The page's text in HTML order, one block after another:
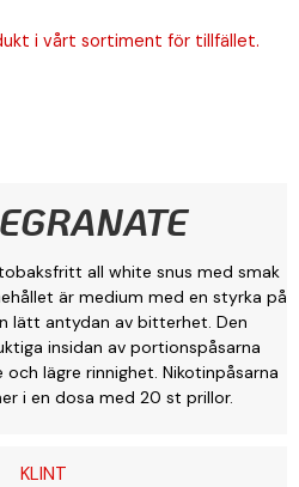
i vårt sortiment för tillfället.
all white snus med smak
är medium med en styrka på
lätt antydan av bitterhet. Den
insidan av portionspåsarna
och lägre rinnighet. Nikotinpåsarna
i en dosa med 20 st prillor.
KLINT